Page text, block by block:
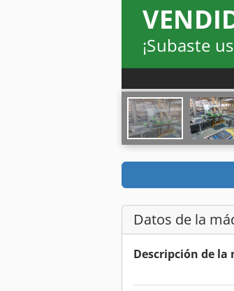
¡Subaste
Datos de la
Descripción de la